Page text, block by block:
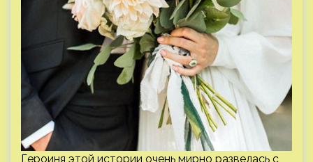
Героиня этой истории очень мирно развелась с